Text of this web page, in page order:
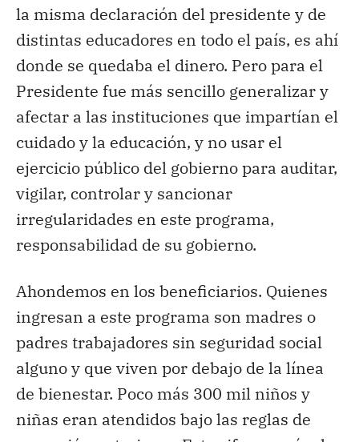
la misma declaración del presidente y de
distintas educadores en todo el país, es ahí
donde se quedaba el dinero. Pero para el
Presidente fue más sencillo generalizar y
afectar a las instituciones que impartían el
cuidado y la educación, y no usar el
ejercicio público del gobierno para auditar,
vigilar, controlar y sancionar
irregularidades en este programa,
responsabilidad de su gobierno.
Ahondemos en los beneficiarios. Quienes
ingresan a este programa son madres o
padres trabajadores sin seguridad social
alguno y que viven por debajo de la línea
de bienestar. Poco más 300 mil niños y
niñas eran atendidos bajo las reglas de